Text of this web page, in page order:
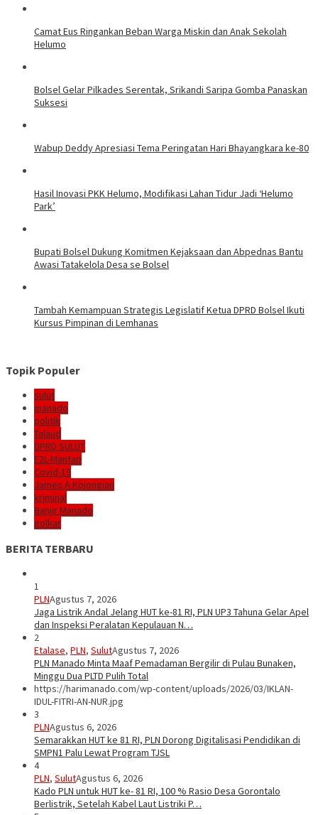
Camat Eus Ringankan Beban Warga Miskin dan Anak Sekolah
Helumo
Bolsel Gelar Pilkades Serentak, Srikandi Saripa Gomba Panaskan
Suksesi
Wabup Deddy Apresiasi Tema Peringatan Hari Bhayangkara ke-80
Hasil Inovasi PKK Helumo, Modifikasi Lahan Tidur Jadi ‘Helumo
Park’
Bupati Bolsel Dukung Komitmen Kejaksaan dan Abpednas Bantu
Awasi Tatakelola Desa se Bolsel
Tambah Kemampuan Strategis Legislatif Ketua DPRD Bolsel Ikuti
Kursus Pimpinan di Lemhanas
Topik Populer
sulut
manado
politik
Talaud
DPRD SULUT
E2L-Mantap
Covid-19
James A Kojongian
kriminal
Banjir Manado
golkar
BERITA TERBARU
1
PLNAgustus 7, 2026
Jaga Listrik Andal Jelang HUT ke-81 RI, PLN UP3 Tahuna Gelar Apel
dan Inspeksi Peralatan Kepulauan N…
2
Etalase, PLN, SulutAgustus 7, 2026
PLN Manado Minta Maaf Pemadaman Bergilir di Pulau Bunaken,
Minggu Dua PLTD Pulih Total
https://harimanado.com/wp-content/uploads/2026/03/IKLAN-
IDUL-FITRI-AN-NUR.jpg
3
PLNAgustus 6, 2026
Semarakkan HUT ke 81 RI, PLN Dorong Digitalisasi Pendidikan di
SMPN1 Palu Lewat Program TJSL
4
PLN, SulutAgustus 6, 2026
Kado PLN untuk HUT ke- 81 RI, 100 % Rasio Desa Gorontalo
Berlistrik, Setelah Kabel Laut Listriki P…